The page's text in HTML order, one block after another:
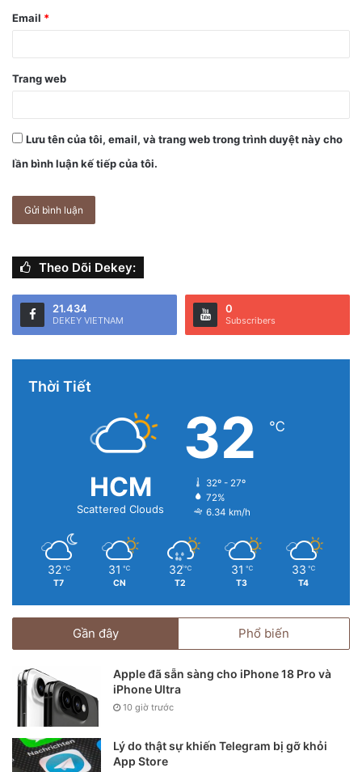
Email *
Trang web
Lưu tên của tôi, email, và trang web trong trình duyệt này cho
lần bình luận kế tiếp của tôi.
Theo Dõi Dekey:
21.434
DEKEY VIETNAM
0
Subscribers
Thời Tiết
HCM
Scattered Clouds
32 ℃
32º - 27º
72%
6.34 km/h
32 ℃
T7
31 ℃
CN
32 ℃
T2
31 ℃
T3
33 ℃
T4
Gần đây Phổ biến
Apple đã sẵn sàng cho iPhone 18 Pro và
iPhone Ultra
10 giờ trước
Lý do thật sự khiến Telegram bị gỡ khỏi
App Store